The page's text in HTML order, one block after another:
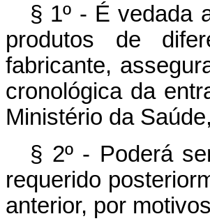
§ 1º - É vedada
produtos de
fabricante,
cronológica da
Ministério da
§ 2º - Poderá
requerido
anterior, por